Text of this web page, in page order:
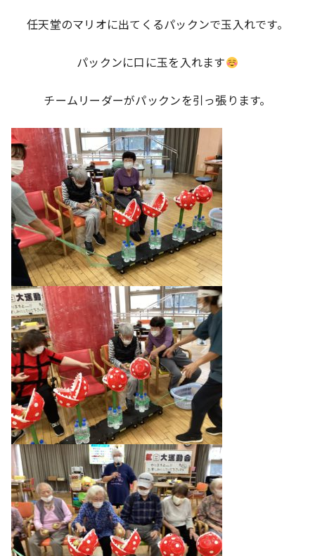
任天堂のマリオに出てくるパックンで玉入れです。
パックンに口に玉を入れます
チームリーダーがパックンを引っ張ります。